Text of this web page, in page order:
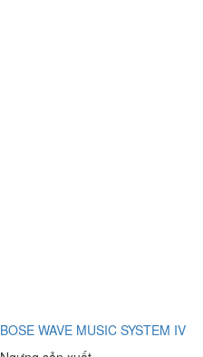
BOSE WAVE MUSIC SYSTEM IV